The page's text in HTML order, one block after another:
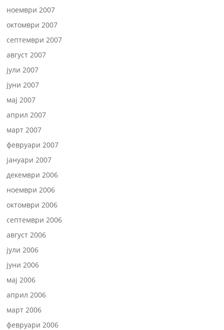
ноември 2007
октомври 2007
септември 2007
август 2007
јули 2007
јуни 2007
мај 2007
април 2007
март 2007
февруари 2007
јануари 2007
декември 2006
ноември 2006
октомври 2006
септември 2006
август 2006
јули 2006
јуни 2006
мај 2006
април 2006
март 2006
февруари 2006